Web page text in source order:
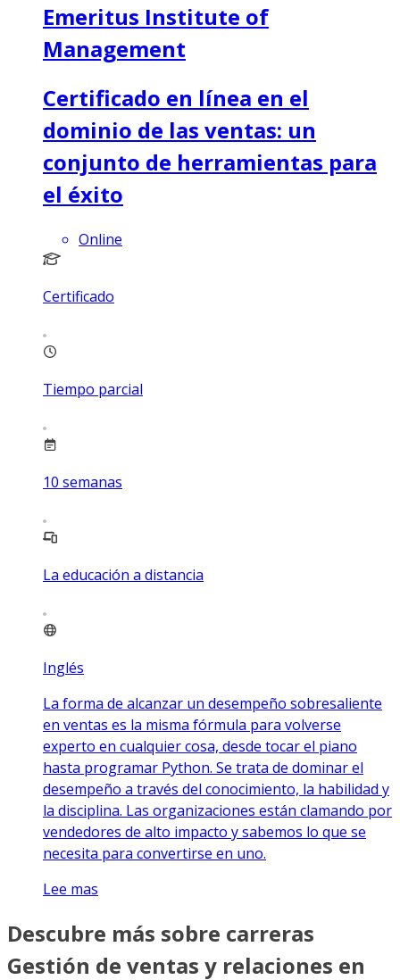
Emeritus Institute of
Management
Certificado en línea en el
dominio de las ventas: un
conjunto de herramientas para
el éxito
Online
Certificado
Tiempo parcial
10 semanas
La educación a distancia
Inglés
La forma de alcanzar un desempeño sobresaliente
en ventas es la misma fórmula para volverse
experto en cualquier cosa, desde tocar el piano
hasta programar Python. Se trata de dominar el
desempeño a través del conocimiento, la habilidad y
la disciplina. Las organizaciones están clamando por
vendedores de alto impacto y sabemos lo que se
necesita para convertirse en uno.
Lee mas
Descubre más sobre carreras
Gestión de ventas y relaciones en